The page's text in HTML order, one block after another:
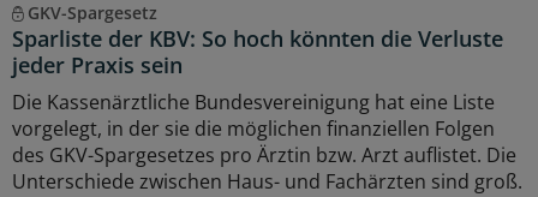
GKV-Spargesetz
Sparliste der KBV: So hoch könnten die Verluste
jeder Praxis sein
Die Kassenärztliche Bundesvereinigung hat eine Liste
vorgelegt, in der sie die möglichen finanziellen Folgen
des GKV-Spargesetzes pro Ärztin bzw. Arzt auflistet. Die
Unterschiede zwischen Haus- und Fachärzten sind groß.